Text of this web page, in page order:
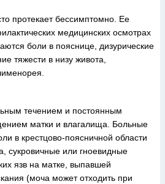
протекает бессимптомно. Ее
медицинских осмотрах
боли в пояснице, дизурические
тяжести в низу живота,
течением и постоянным
матки и влагалища. Больные
в крестцово-поясничной области
сукровичные или гноевидные
язв на матке, выпавшей
(моча может отходить при